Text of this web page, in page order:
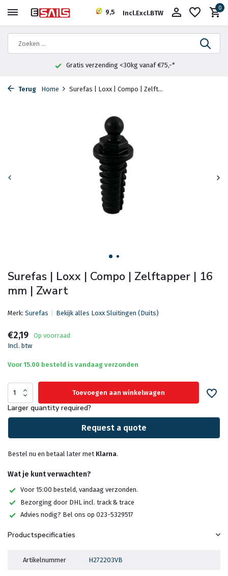
9,5 Incl.Excl.BTW
0
Gratis verzending <30kg vanaf €75,-*
Terug Home Surefas | Loxx | Compo | Zelft...
Surefas | Loxx | Compo | Zelftapper | 16
mm | Zwart
Merk: Surefas Bekijk alles Loxx Sluitingen (Duits)
€2,19
Op voorraad
Incl. btw
Voor 15.00 besteld is vandaag verzonden
Toevoegen aan winkelwagen
Larger quantity required?
Request a quote
Bestel nu en betaal later met Klarna.
Wat je kunt verwachten?
Voor 15:00 besteld, vandaag verzonden.
Bezorging door DHL incl. track & trace
Advies nodig? Bel ons op 023-5329517
Productspecificaties
Artikelnummer H272203VB